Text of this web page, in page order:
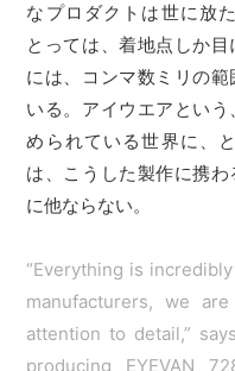
なプロダクトは世に放
とっては、着地点しか
には、コンマ数ミリの
いる。アイウエアとい
められている世界に、
は、こうした製作に携
に他ならない。
“Everything is
manufacturers, we
attention to detail,”
producing EYEVAN